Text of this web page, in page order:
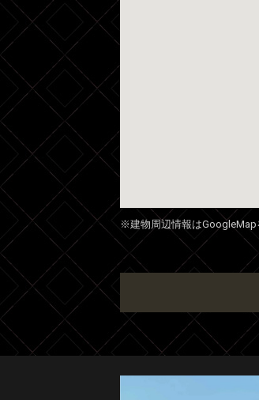
※建物周辺情報はGoogleMap